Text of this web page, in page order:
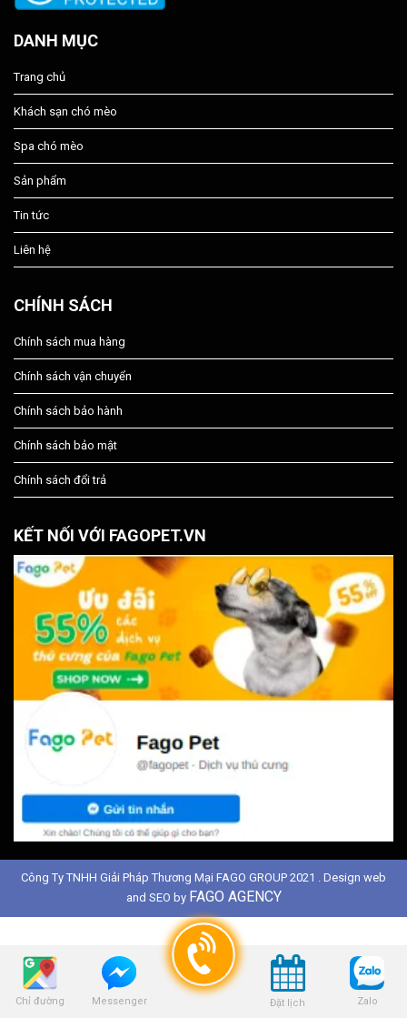
Chỉ đường Messenger Đặt lịch Zalo
DANH MỤC
Trang chủ
Khách sạn chó mèo
Spa chó mèo
Sản phẩm
Tin tức
Liên hệ
CHÍNH SÁCH
Chính sách mua hàng
Chính sách vận chuyển
Chính sách bảo hành
Chính sách bảo mật
Chính sách đổi trả
KẾT NỐI VỚI FAGOPET.VN
Công Ty TNHH Giải Pháp Thương Mại FAGO GROUP 2021 . Design web
and SEO by FAGO AGENCY